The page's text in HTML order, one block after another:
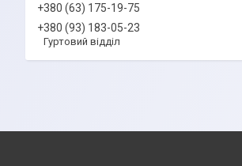
+380 (63) 175-19-75
+380 (93) 183-05-23
Гуртовий відділ